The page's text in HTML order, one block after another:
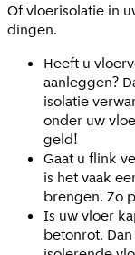
Of vloerisolatie in
dingen.
Heeft u
aanleggen?
isolatie
onder uw
geld!
Gaat u flink
is het vaak
brengen. Zo
Is uw vloer
betonrot.